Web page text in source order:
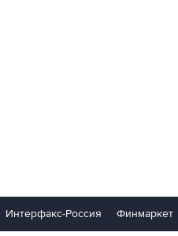
Интерфакс-Россия Финмаркет